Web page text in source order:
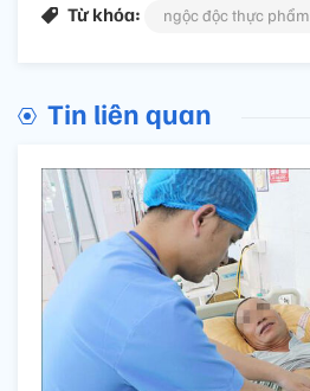
Từ khóa: ngộc độc thực phẩm
Tin liên quan